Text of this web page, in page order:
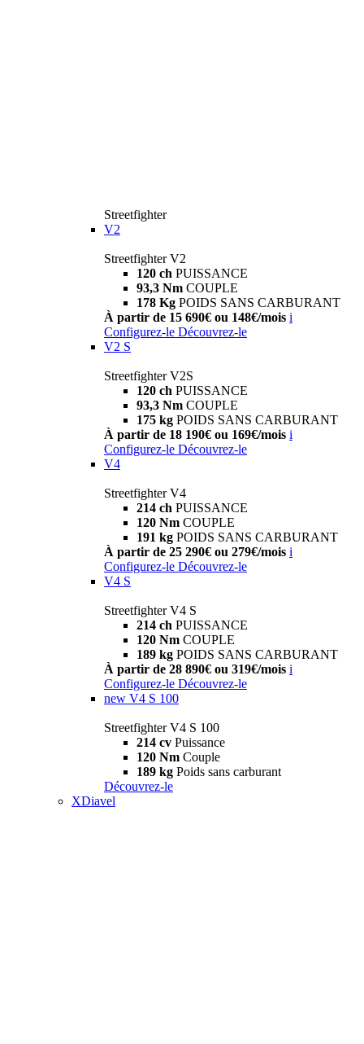
Streetfighter
V2
Streetfighter V2
120 ch PUISSANCE
93,3 Nm COUPLE
178 Kg POIDS SANS CARBURANT
À partir de 15 690€ ou 148€/mois i
Configurez-le Découvrez-le
V2 S
Streetfighter V2S
120 ch PUISSANCE
93,3 Nm COUPLE
175 kg POIDS SANS CARBURANT
À partir de 18 190€ ou 169€/mois i
Configurez-le Découvrez-le
V4
Streetfighter V4
214 ch PUISSANCE
120 Nm COUPLE
191 kg POIDS SANS CARBURANT
À partir de 25 290€ ou 279€/mois i
Configurez-le Découvrez-le
V4 S
Streetfighter V4 S
214 ch PUISSANCE
120 Nm COUPLE
189 kg POIDS SANS CARBURANT
À partir de 28 890€ ou 319€/mois i
Configurez-le Découvrez-le
new V4 S 100
Streetfighter V4 S 100
214 cv Puissance
120 Nm Couple
189 kg Poids sans carburant
Découvrez-le
XDiavel